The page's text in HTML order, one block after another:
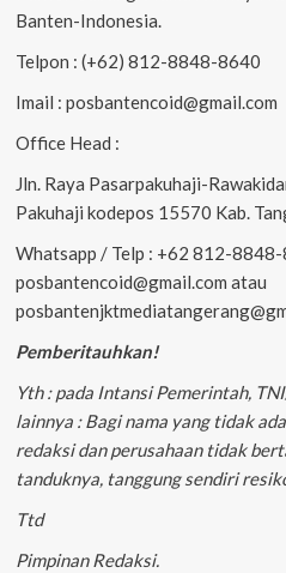
Banten-Indonesia.
Telpon : (+62) 812-8848-8640
Imail : posbantencoid@gmail.com
Office Head :
Jln. Raya Pasarpakuhaji-
Pakuhaji kodepos 15570 Kab.
Whatsapp / Telp : +62 812-8848-
posbantencoid@gmail.com atau
Pemberitauhkan!
Yth : pada Intansi Pemerintah,
lainnya : Bagi nama yang tidak
redaksi dan perusahaan tidak
tanduknya, tanggung sendiri
Ttd
Pimpinan Redaksi.